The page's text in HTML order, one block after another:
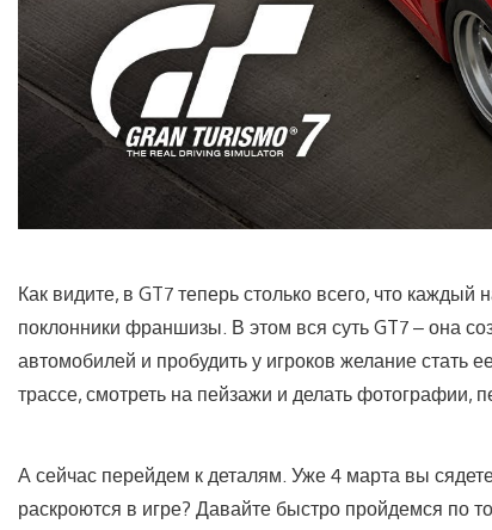
Как видите, в GT7 теперь столько всего, что
поклонники франшизы. В этом вся суть GT7 – она
автомобилей и пробудить у игроков желание стать
трассе, смотреть на пейзажи и делать фотографии,
А сейчас перейдем к деталям. Уже 4 марта вы
раскроются в игре? Давайте быстро пройдемся по